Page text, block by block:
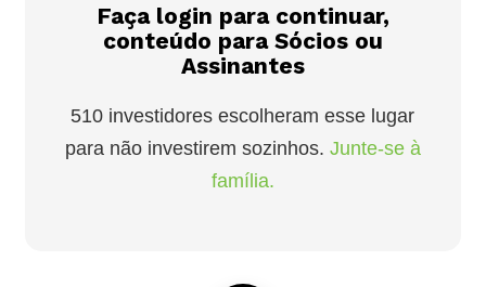
Faça login para continuar,
conteúdo para Sócios ou
Assinantes
510 investidores escolheram esse lugar
para não investirem sozinhos. Junte-se à
família.